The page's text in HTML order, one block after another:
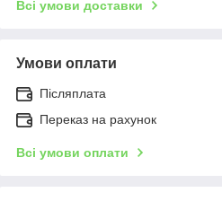
Всі умови доставки
Умови оплати
Післяплата
Переказ на рахунок
Всі умови оплати